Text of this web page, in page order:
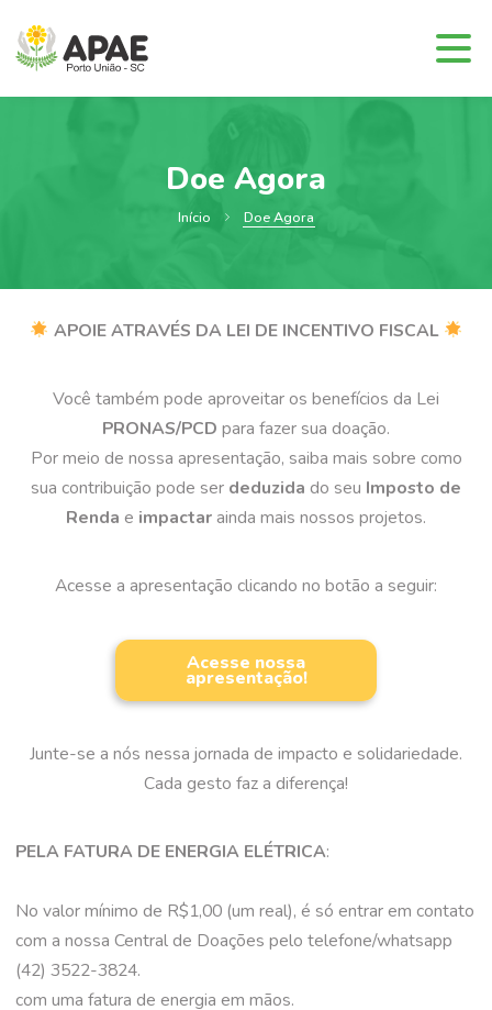
Doe Agora
Início Doe Agora
APOIE ATRAVÉS DA LEI DE INCENTIVO FISCAL
Você também pode aproveitar os benefícios da Lei
PRONAS/PCD para fazer sua doação.
Por meio de nossa apresentação, saiba mais sobre como
sua contribuição pode ser deduzida do seu Imposto de
Renda e impactarainda mais nossos projetos.
Acesse a apresentação clicando no botão a seguir:
Acesse nossa
apresentação!
Junte-se a nós nessa jornada de impacto e solidariedade.
Cada gesto faz a diferença!
PELA FATURA DE ENERGIA ELÉTRICA:
No valor mínimo de R$1,00 (um real), é só entrar em contato
com a nossa Central de Doações pelo telefone/whatsapp
(42) 3522-3824.
com uma fatura de energia em mãos.